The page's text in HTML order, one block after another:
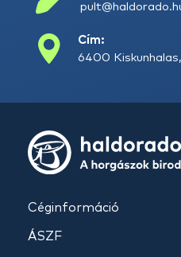
Cím:
6400
Céginformáció
ÁSZF